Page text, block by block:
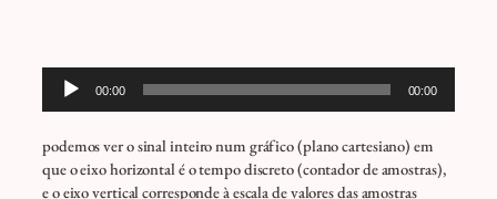
Tocador
00:00 00:00
podemos ver o sinal inteiro num gráfico (plano cartesiano) em
que o eixo horizontal é o tempo discreto (contador de amostras),
e o eixo vertical corresponde à escala de valores das amostras